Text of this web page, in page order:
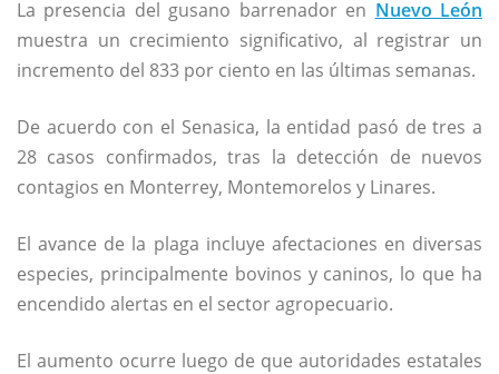
La presencia del gusano barrenador en Nuevo León
muestra un crecimiento significativo, al registrar un
incremento del 833 por ciento en las últimas semanas.
De acuerdo con el Senasica, la entidad pasó de tres a
28 casos confirmados, tras la detección de nuevos
contagios en Monterrey, Montemorelos y Linares.
El avance de la plaga incluye afectaciones en diversas
especies, principalmente bovinos y caninos, lo que ha
encendido alertas en el sector agropecuario.
El aumento ocurre luego de que autoridades estatales